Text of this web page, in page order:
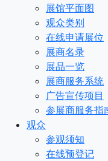
展馆平面图
观众类别
在线申请展位
展商名录
展品一览
展商服务系统
广告宣传项目
参展商服务指
观众
参观须知
在线预登记